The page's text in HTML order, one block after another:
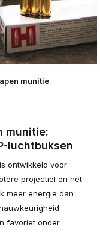
munitie
munitie:
luchtbuksen
ontwikkeld voor
projectiel en het
meer energie dan
favoriet onder